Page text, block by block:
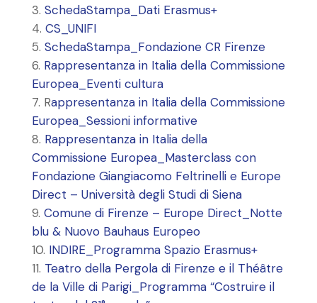
SchedaStampa_Dati Erasmus+
CS_UNIFI
SchedaStampa_Fondazione CR Firenze
Rappresentanza in Italia della Commissione
Europea_Eventi cultura
Rappresentanza in Italia della Commissione
Europea_Sessioni informative
Rappresentanza in Italia della
Commissione Europea_Masterclass con
Fondazione Giangiacomo Feltrinelli e Europe
Direct – Università degli Studi di Siena
Comune di Firenze – Europe Direct_Notte
blu & Nuovo Bauhaus Europeo
INDIRE_Programma Spazio Erasmus+
Teatro della Pergola di Firenze e il Théâtre
de la Ville di Parigi_Programma “Costruire il